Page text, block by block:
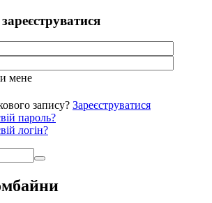
мене
запису? Зареєструватися
пароль?
логін?